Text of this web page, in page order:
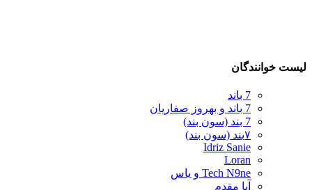
لیست خوانندگان
7 باند
7 باند و بهروز صفاریان
7 بند (سون بند)
۷بند (سون بند)
Idriz Sanie
Loran
Tech N9ne و یاس
آبا مقدم